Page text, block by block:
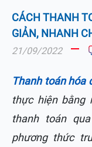
CÁCH THANH
GIẢN, NHANH
21/09/2022
Thanh toán hóa
thực hiện bằng
thanh toán
phương thức